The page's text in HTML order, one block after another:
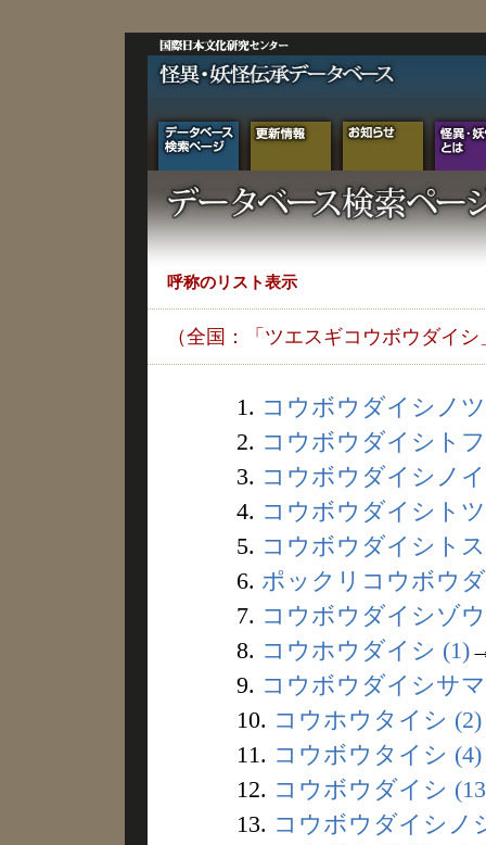
呼称のリスト表示
（全国：「ツエスギコウボウダイ
1. コウボウダイシノ
2. コウボウダイシト
3. コウボウダイシノ
4. コウボウダイシト
5. コウボウダイシト
6. ポックリコウボウ
7. コウボウダイシゾ
8. コウホウダイシ (1)
9. コウボウダイシサ
10. コウホウタイシ (2)
11. コウボウタイシ (4)
12. コウボウダイシ
13. コウボウダイシノ